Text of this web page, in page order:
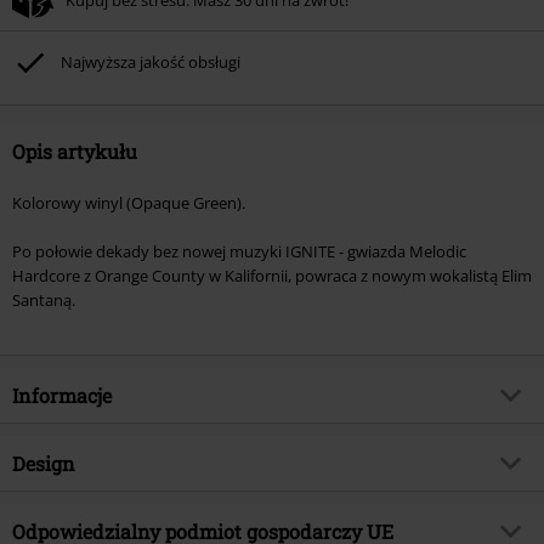
Najwyższa jakość obsługi
Opis artykułu
Kolorowy winyl (Opaque Green).
Po połowie dekady bez nowej muzyki IGNITE - gwiazda Melodic
Hardcore z Orange County w Kalifornii, powraca z nowym wokalistą Elim
Santaną.
Informacje
Numer artykułu
Gatunek muzyczny
Hardcore
Design
Rodzaj artykułu
SINGLE
Odpowiedzialny podmiot gospodarczy UE